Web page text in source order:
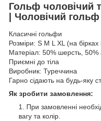
Гольф чоловічий
| Чоловічий
Класичні гольфи
Розміри: S М L XL (на бірках
Матеріал: 50% шерсть, 50%
Приємні до тіла
Виробник: Туреччина
Гарно сідають на будь-яку
Як зробити замовлення:
При замовленні
вагу та колір.